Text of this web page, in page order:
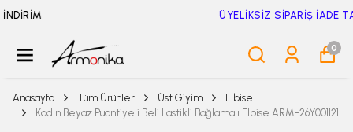
ÜYELİKSİZ SİPARİŞ İADE TALEBİ İÇİN TIKLA
0
Anasayfa Tüm Ürünler Üst Giyim
Elbise
Kadın Beyaz Puantiyeli Beli Lastikli Bağlamalı Elbise ARM-26Y001121